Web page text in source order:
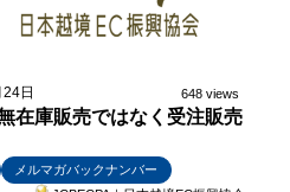
日 648 views
在庫販売ではなく受注販売
メルマガバックナンバー